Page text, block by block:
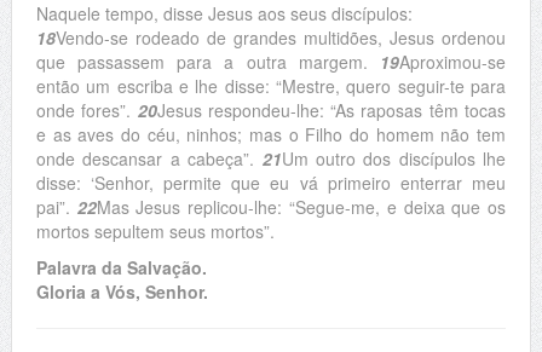
Naquele tempo, disse Jesus aos seus discípulos:
18Vendo-se rodeado de grandes multidões, Jesus ordenou
que passassem para a outra margem. 19Aproximou-se
então um escriba e lhe disse: “Mestre, quero seguir-te para
onde fores”. 20Jesus respondeu-lhe: “As raposas têm tocas
e as aves do céu, ninhos; mas o Filho do homem não tem
onde descansar a cabeça”. 21Um outro dos discípulos lhe
disse: ‘Senhor, permite que eu vá primeiro enterrar meu
pai”. 22Mas Jesus replicou-lhe: “Segue-me, e deixa que os
mortos sepultem seus mortos”.
Palavra da Salvação.
Gloria a Vós, Senhor.